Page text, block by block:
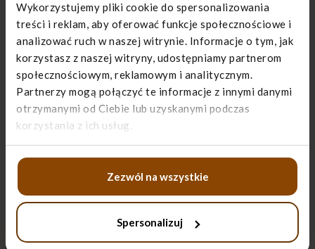
Wykorzystujemy pliki cookie do spersonalizowania
treści i reklam, aby oferować funkcje społecznościowe i
analizować ruch w naszej witrynie. Informacje o tym, jak
korzystasz z naszej witryny, udostępniamy partnerom
społecznościowym, reklamowym i analitycznym.
Partnerzy mogą połączyć te informacje z innymi danymi
otrzymanymi od Ciebie lub uzyskanymi podczas
korzystania z ich usług.
Zezwól na wszystkie
Spersonalizuj
Podnośnik elektryczny, gdzie pod ciało
chorego podkłada się pasy, następnie
zahacza za specjalne uchwyty na
podnośniku i pilotem unosi nad łóżko.
Można wypożyczyć w wypożyczalni sprzętu
medycznego.
Akcesoria pomocne w zmianie pozycji i
przenoszeniu chorego można kupić w sklepach ze
sprzętem medycznym.